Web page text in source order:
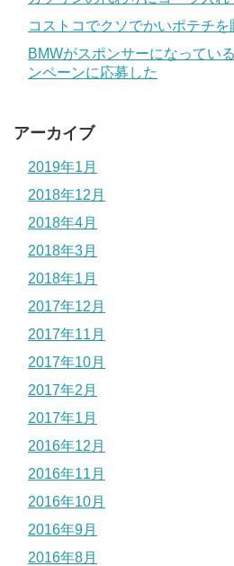
コストコでクソでかいポテチ
BMWがスポンサーになってい
ンペーンに応募した
アーカイブ
2019年1月
2018年12月
2018年4月
2018年3月
2018年1月
2017年12月
2017年11月
2017年10月
2017年2月
2017年1月
2016年12月
2016年11月
2016年10月
2016年9月
2016年8月